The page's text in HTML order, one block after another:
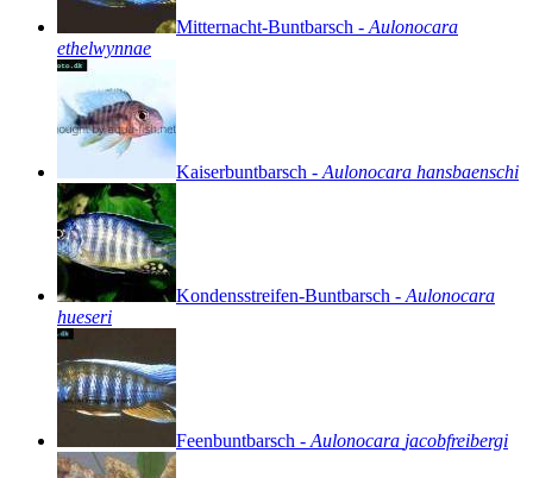
Mitternacht-Buntbarsch - Aulonocara
ethelwynnae
Kaiserbuntbarsch - Aulonocara hansbaenschi
Kondensstreifen-Buntbarsch - Aulonocara
hueseri
Feenbuntbarsch - Aulonocara jacobfreibergi